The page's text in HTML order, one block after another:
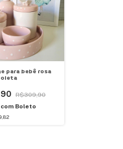
para bebê rosa
R$309,90
com Boleto